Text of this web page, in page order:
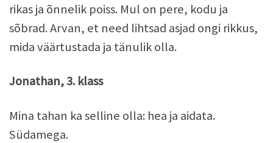
rikas ja õnnelik poiss. Mul on pere, kodu ja
sõbrad. Arvan, et need lihtsad asjad ongi rikkus,
mida väärtustada ja tänulik olla.
Jonathan, 3. klass
Mina tahan ka selline olla: hea ja aidata.
Südamega.